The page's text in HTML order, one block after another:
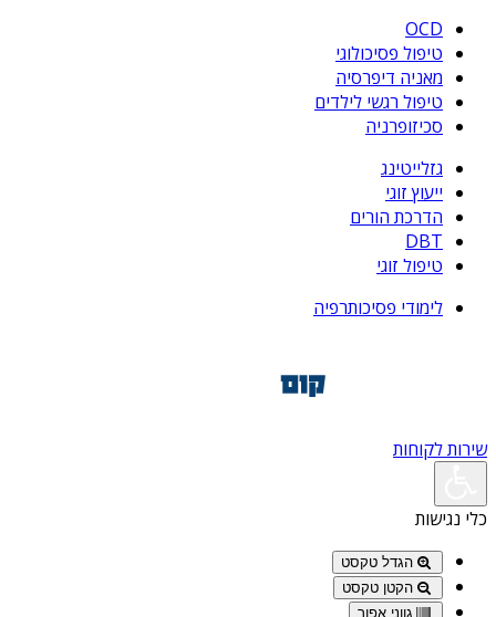
OCD
טיפול פסיכולוגי
מאניה דיפרסיה
טיפול רגשי לילדים
סכיזופרניה
גזלייטינג
ייעוץ זוגי
הדרכת הורים
DBT
טיפול זוגי
לימודי פסיכותרפיה
שירות לקוחות
כלי נגישות
הגדל טקסט
הקטן טקסט
גווני אפור